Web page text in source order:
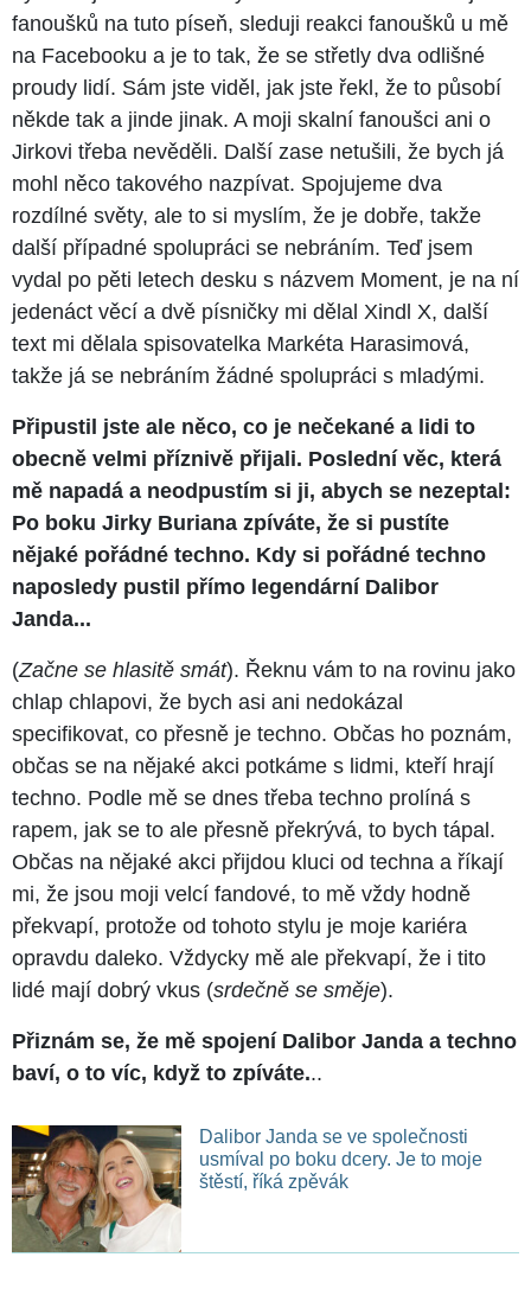
fanoušků na tuto píseň, sleduji reakci fanoušků u mě
na Facebooku a je to tak, že se střetly dva odlišné
proudy lidí. Sám jste viděl, jak jste řekl, že to působí
někde tak a jinde jinak. A moji skalní fanoušci ani o
Jirkovi třeba nevěděli. Další zase netušili, že bych já
mohl něco takového nazpívat. Spojujeme dva
rozdílné světy, ale to si myslím, že je dobře, takže
další případné spolupráci se nebráním. Teď jsem
vydal po pěti letech desku s názvem Moment, je na ní
jedenáct věcí a dvě písničky mi dělal Xindl X, další
text mi dělala spisovatelka Markéta Harasimová,
takže já se nebráním žádné spolupráci s mladými.
Připustil jste ale něco, co je nečekané a lidi to
obecně velmi příznivě přijali. Poslední věc, která
mě napadá a neodpustím si ji, abych se nezeptal:
Po boku Jirky Buriana zpíváte, že si pustíte
nějaké pořádné techno. Kdy si pořádné techno
naposledy pustil přímo legendární Dalibor
Janda...
(Začne se hlasitě smát). Řeknu vám to na rovinu jako
chlap chlapovi, že bych asi ani nedokázal
specifikovat, co přesně je techno. Občas ho poznám,
občas se na nějaké akci potkáme s lidmi, kteří hrají
techno. Podle mě se dnes třeba techno prolíná s
rapem, jak se to ale přesně překrývá, to bych tápal.
Občas na nějaké akci přijdou kluci od techna a říkají
mi, že jsou moji velcí fandové, to mě vždy hodně
překvapí, protože od tohoto stylu je moje kariéra
opravdu daleko. Vždycky mě ale překvapí, že i tito
lidé mají dobrý vkus (srdečně se směje).
Přiznám se, že mě spojení Dalibor Janda a techno
baví, o to víc, když to zpíváte...
Dalibor Janda se ve společnosti
usmíval po boku dcery. Je to moje
štěstí, říká zpěvák